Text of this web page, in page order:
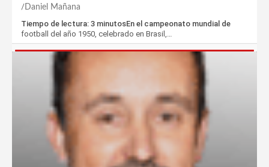
Daniel Mañana
Tiempo de lectura: 3 minutosEn el campeonato mundial de
football del año 1950, celebrado en Brasil,…